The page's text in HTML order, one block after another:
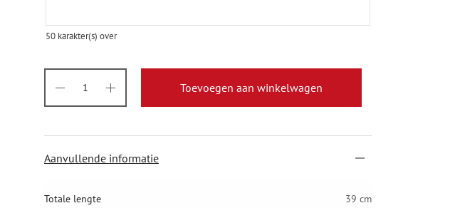
50 karakter(s) over
Toevoegen aan winkelwagen
Aanvullende informatie
Totale lengte 39 cm